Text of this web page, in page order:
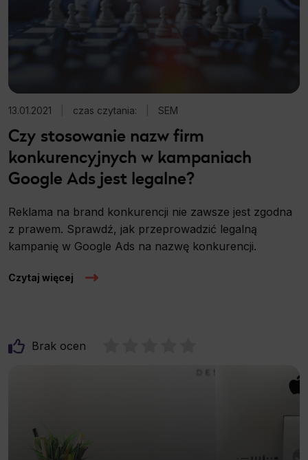
13.01.2021 czas czytania: SEM
Czy stosowanie nazw firm
konkurencyjnych w kampaniach
Google Ads jest legalne?
Reklama na brand konkurencji nie zawsze jest zgodna
z prawem. Sprawdź, jak przeprowadzić legalną
kampanię w Google Ads na nazwę konkurencji.
Czytaj więcej
Brak ocen